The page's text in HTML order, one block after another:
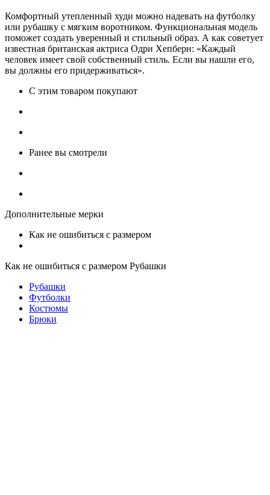
Комфортный утепленный худи можно надевать на футболку
или рубашку с мягким воротником. Функциональная модель
поможет создать уверенный и стильный образ. А как советует
известная британская актриса Одри Хепберн: «Каждый
человек имеет свой собственный стиль. Если вы нашли его,
вы должны его придерживаться».
С этим товаром покупают
Ранее вы смотрели
Дополнительные мерки
Как не ошибиться с размером
Как не ошибиться с размером Рубашки
Рубашки
Футболки
Костюмы
Брюки